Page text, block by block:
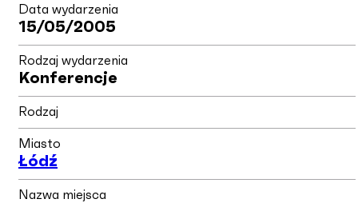
Data wydarzenia
15/05/2005
Rodzaj wydarzenia
Konferencje
Rodzaj
Miasto
Łódź
Nazwa miejsca